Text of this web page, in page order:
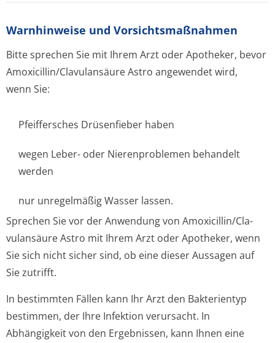
Warnhinweise und Vorsichtsmaßnahmen
Bitte sprechen Sie mit Ihrem Arzt oder Apotheker, bevor
Amoxicillin/Cla­vulansäure Astro angewendet wird,
wenn Sie:
Pfeiffersches Drüsenfieber haben
wegen Leber- oder Nierenproblemen behandelt
werden
nur unregelmäßig Wasser lassen.
Sprechen Sie vor der Anwendung von Amoxicillin/Cla­
vulansäure Astro mit Ihrem Arzt oder Apotheker, wenn
Sie sich nicht sicher sind, ob eine dieser Aussagen auf
Sie zutrifft.
In bestimmten Fällen kann Ihr Arzt den Bakterientyp
bestimmen, der Ihre Infektion verursacht. In
Abhängigkeit von den Ergebnissen, kann Ihnen eine